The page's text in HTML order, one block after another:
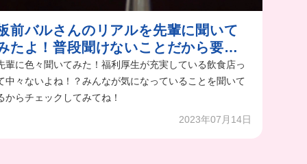
前バルさんのリアルを先輩に聞いて
たよ！普段聞けないことだから要チ
ック！
輩に色々聞いてみた！福利厚生が充実している飲食店っ
中々ないよね！？みんなが気になっていることを聞いて
からチェックしてみてね！
2023年07月14日